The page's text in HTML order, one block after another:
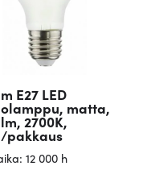
E27 LED
matta,
2700K,
pakkaus
12 000 h